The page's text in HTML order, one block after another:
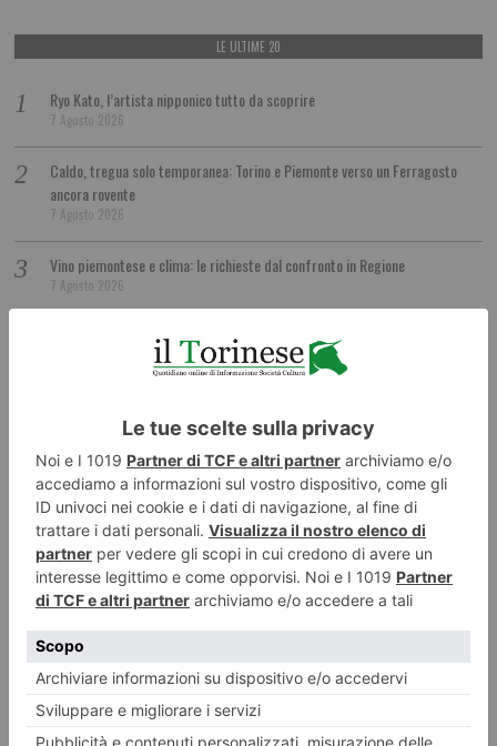
LE ULTIME 20
Ryo Kato, l’artista nipponico tutto da scoprire
7 Agosto 2026
Caldo, tregua solo temporanea: Torino e Piemonte verso un Ferragosto
ancora rovente
7 Agosto 2026
Vino piemontese e clima: le richieste dal confronto in Regione
7 Agosto 2026
Agriturismi, estate top in Piemonte
Sui treni storici alla scoperta del territorio
7 Agosto 2026
Bussoleno e Bardonecchia, modifiche alla circolazione ferroviaria
7 Agosto 2026
7 Agosto 2026
Torino, si pensa gà a Natale e Capodanno. Tra le novità, il boschetto
natalizio in via Roma
7 Agosto 2026